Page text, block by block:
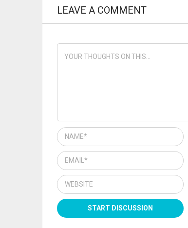
LEAVE A COMMENT